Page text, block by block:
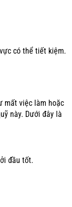
có thể tiết kiệm.
mất việc làm hoặc
này. Dưới đây là
đầu tốt.